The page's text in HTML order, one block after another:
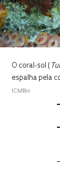
O coral-sol (
espalha pela
ICMBio